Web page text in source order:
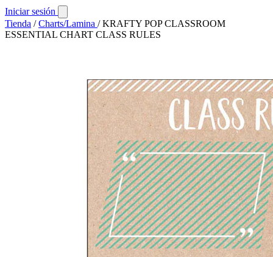
Iniciar sesión
Tienda / Charts/Lamina / KRAFTY POP CLASSROOM
ESSENTIAL CHART CLASS RULES